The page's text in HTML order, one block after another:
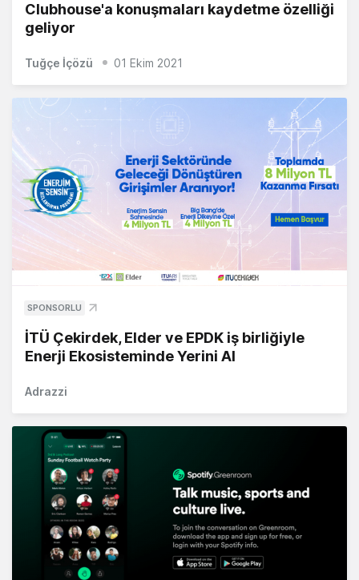
Clubhouse'a konuşmaları kaydetme özelliği
geliyor
Tuğçe İçözü 01 Ekim 2021
SPONSORLU
İTÜ Çekirdek, Elder ve EPDK iş birliğiyle
Enerji Ekosisteminde Yerini Al
Adrazzi